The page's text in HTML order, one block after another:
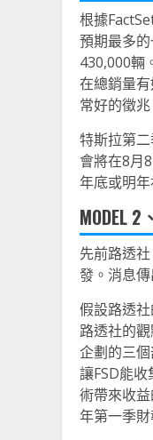
根據
預期最多
430,000輛
在總銷量
常好的徵兆
特斯拉第
會將在8月
年底或明
MODEL
先前路透
發。消息
假設路透
路透社的
企劃的三
讓FSD能
術帶來收
年第一季